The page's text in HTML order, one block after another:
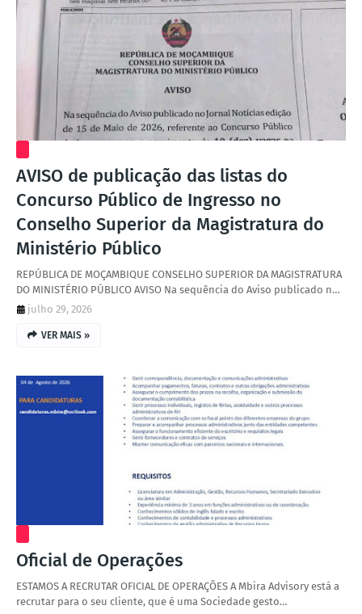
AVISO de publicação das listas do
Concurso Público de Ingresso no
Conselho Superior da Magistratura do
Ministério Público
REPÚBLICA DE MOÇAMBIQUE CONSELHO SUPERIOR DA MAGISTRATURA
DO MINISTÉRIO PÚBLICO AVISO Na sequência do Aviso publicado n…
julho 29, 2026
VER MAIS »
Oficial de Operações
ESTAMOS A RECRUTAR OFICIAL DE OPERAÇÕES A Mbira Advisory está a
recrutar para o seu cliente, que é uma Sociedade gesto…